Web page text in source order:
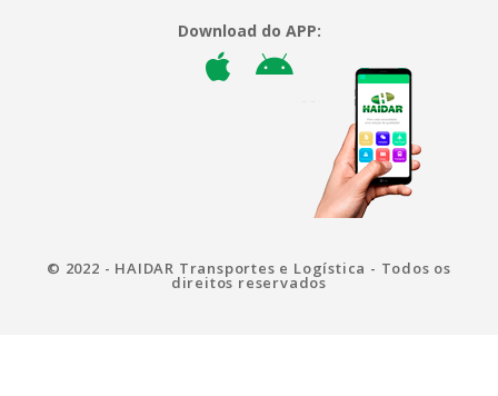
Download do APP:
© 2022 - HAIDAR Transportes e Logística - Todos os
direitos reservados